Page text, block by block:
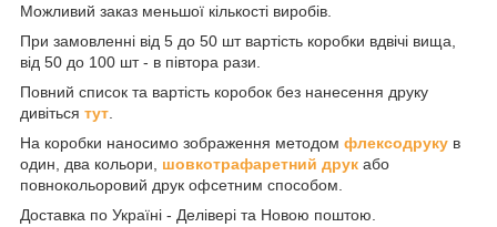
Можливий заказ меньшої кількості виробів.
При замовленні від 5 до 50 шт вартість коробки вдвічі вища,
від 50 до 100 шт - в півтора рази.
Повний список та вартість коробок без нанесення друку
дивіться тут
На коробки наносимо зображення методом флексодруку в
один, два кольори, шовкотрафаретний друк або
повнокольоровий друк офсетним способом.
Доставка по Україні - Делівері та Новою поштою.